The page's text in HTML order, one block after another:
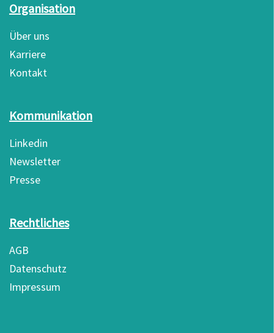
Organisation
Über uns
Karriere
Kontakt
Kommunikation
Linkedin
Newsletter
Presse
Rechtliches
AGB
Datenschutz
Impressum